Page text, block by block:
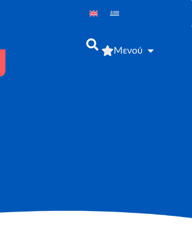
Μενού